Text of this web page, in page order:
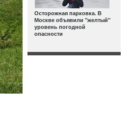
Осторожная парковка. В
Москве объявили "желтый"
уровень погодной
опасности